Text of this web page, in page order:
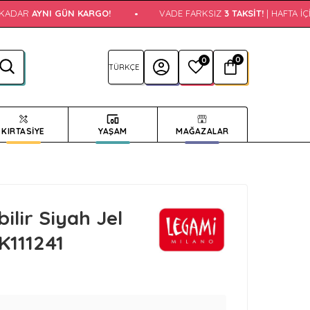
AYNI GÜN KARGO! VADE FARKSIZ 3 TAKSIT! | HAFTA İÇI
0 0
KIRTASİYE YAŞAM MAĞAZALAR
Siyah Jel